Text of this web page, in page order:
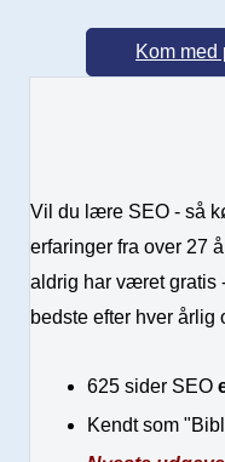
Kom med
Vil du lære SEO - så
erfaringer fra over 27
aldrig har været gratis
bedste efter hver årlig
625 sider SEO
Kendt som